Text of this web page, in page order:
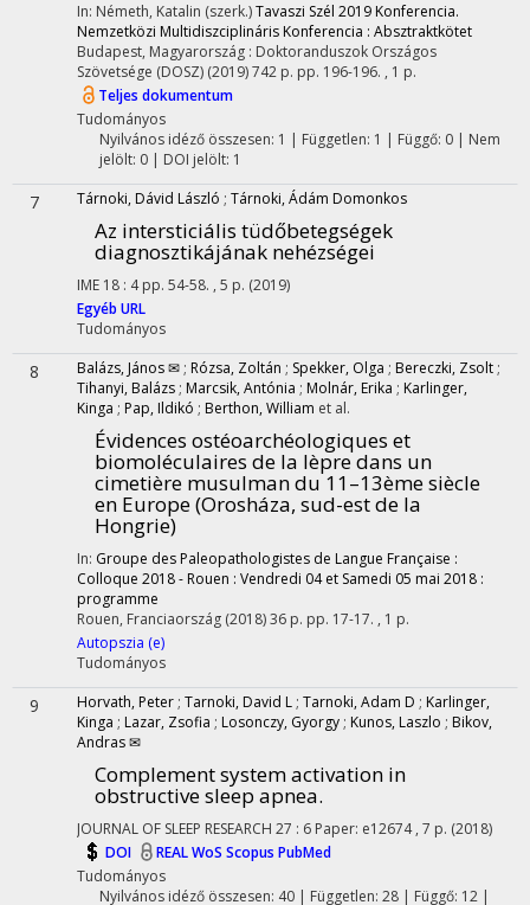
In: Németh, Katalin (szerk.)Tavaszi Szél 2019 Konferencia.
Nemzetközi Multidiszciplináris Konferencia : Absztraktkötet
Budapest, Magyarország : Doktoranduszok Országos
Szövetsége (DOSZ) (2019)742 p. pp. 196-196. , 1 p.
Teljes dokumentum
Tudományos
Nyilvános idéző összesen: 1 | Független: 1 | Függő: 0 | Nem
jelölt: 0 | DOI jelölt: 1
7 Tárnoki, Dávid László ; Tárnoki, Ádám Domonkos
Az intersticiális tüdőbetegségek
diagnosztikájának nehézségei
IME 18 : 4 pp. 54-58. , 5 p. (2019)
Egyéb URL
Tudományos
8 Balázs, János ✉ ; Rózsa, Zoltán ; Spekker, Olga ; Bereczki, Zsolt ;
Tihanyi, Balázs ; Marcsik, Antónia ; Molnár, Erika ; Karlinger,
Kinga ; Pap, Ildikó ; Berthon, William et al.
Évidences ostéoarchéologiques et
biomoléculaires de la lèpre dans un
cimetière musulman du 11–13ème siècle
en Europe (Orosháza, sud-est de la
Hongrie)
In: Groupe des Paleopathologistes de Langue Française :
Colloque 2018 - Rouen : Vendredi 04 et Samedi 05 mai 2018 :
programme
Rouen, Franciaország (2018)36 p. pp. 17-17. , 1 p.
Autopszia (e)
Tudományos
9 Horvath, Peter ; Tarnoki, David L ; Tarnoki, Adam D ; Karlinger,
Kinga ; Lazar, Zsofia ; Losonczy, Gyorgy ; Kunos, Laszlo ; Bikov,
Andras ✉
Complement system activation in
obstructive sleep apnea.
JOURNAL OF SLEEP RESEARCH 27 : 6 Paper: e12674 , 7 p. (2018)
DOI
REALWoS Scopus PubMed
Tudományos
Nyilvános idéző összesen: 40| Független: 28 | Függő: 12 |